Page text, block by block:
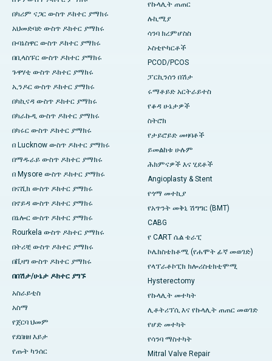
በካሪም ናጋር ውስጥ ዶክተር ያማክሩ
አህመድባድ ውስጥ ዶክተር ያማክሩ
ቡባኔስዋር ውስጥ ዶክተር ያማክሩ
በቢላስፑር ውስጥ ዶክተር ያማክሩ
ጉዋሃቲ ውስጥ ዶክተር ያማክሩ
ኢንዶር ውስጥ ዶክተር ያማክሩ
በካኪናዳ ውስጥ ዶክተር ያማክሩ
በካራኩዲ ውስጥ ዶክተር ያማክሩ
በካሩር ውስጥ ዶክተር ያማክሩ
በ Lucknow ውስጥ ዶክተር ያማክሩ
በማዱራይ ውስጥ ዶክተር ያማክሩ
በ Mysore ውስጥ ዶክተር ያማክሩ
በናሺክ ውስጥ ዶክተር ያማክሩ
በኖይዳ ውስጥ ዶክተር ያማክሩ
በኔሎር ውስጥ ዶክተር ያማክሩ
Rourkela ውስጥ ዶክተር ያማክሩ
በትሪቺ ውስጥ ዶክተር ያማክሩ
በቪዛግ ውስጥ ዶክተር ያማክሩ
በበሽታ/ሁኔታ ዶክተር ያግኙ
አስራይቲስ
አስማ
የጀርባ ህመም
የደበዘዘ እይታ
የጡት ካንሰር
የኩላሊት ጠጠር
ሉኪሚያ
ሳንባ ክረምሆስስ
ኦስቲዮካርቶች
PCOD/PCOS
ፓርኪንሰን በሽታ
ሩማቶይድ አርትራይተስ
የቆዳ ሁኔታዎች
ስትሮክ
የታይሮይድ መዛባቶች
ይመልከቱ ሁሉም
ሕክምናዎች እና ሂደቶች
Angioplasty & Stent
የጎማ መተኪያ
የአጥንት መቅኒ ሽግግር (BMT)
CABG
የ CART ሴል ቴራፒ
ኮሌክስቴክቶሚ (የሐሞት ፊኛ መወገድ)
የላፕራቶኮፒክ ክሎሪስቴክቲሞሚ
Hysterectomy
የኩላሊት መተካት
ሊቶትሪፕሲ እና የኩላሊት ጠጠር መወገድ
የሆድ መተካት
የሳንባ ማስተካት
Mitral Valve Repair